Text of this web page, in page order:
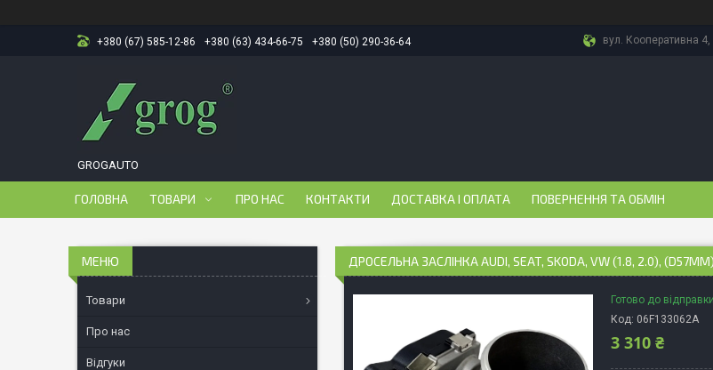
+380 (67) 585-12-86 +380 (63) 434-66-75 +380 (50) 290-36-64 вул. Кооперативна
GROGAUTO
ГОЛОВНА ТОВАРИ ПРО НАС КОНТАКТИ ДОСТАВКА І ОПЛАТА ПОВЕРНЕННЯ ТА ОБМІН
ДРОСЕЛЬНА ЗАСЛІНКА AUDI, SEAT, SKODA, VW (1.8, 2.0),
Готово до відправки
Код: 06F133062A
3 310 ₴
Товари
Про нас
Відгуки